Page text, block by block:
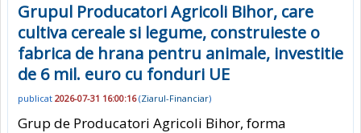
Grupul Producatori Agricoli Bihor, care
cultiva cereale si legume, construieste o
fabrica de hrana pentru animale, investitie
de 6 mil. euro cu fonduri UE
publicat 2026-07-31 16:00:16(Ziarul-Financiar)
Grup de Producatori Agricoli Bihor, forma